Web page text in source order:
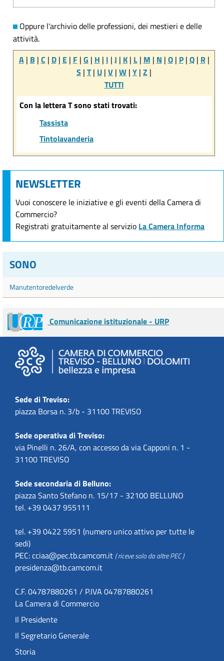
Oppure l'archivio delle professioni, dei mestieri e delle
attività.
A| B | C | D| E| F| G | H | I | J | K| L| M | N | O| P| Q| R|
S | T| U | V | W | Y | Z |
TUTTI
Con la lettera T sono stati trovati:
Tassista
Tintolavanderia
NEWSLETTER
Vuoi conoscere le iniziative e gli eventi della Camera di
Commercio?
Registrati gratuitamente al servizio La Camera Informa
SONO
Manutentoredelverde
Comunicazione istituzionale - URP
Sede di Treviso:
piazza Borsa n. 3/b - 31100 TREVISO
Sede operativa di Treviso:
via Pinelli n. 26/A, con accesso da via Capponi n. 1 -
31100 TREVISO
Sede secondaria di Belluno:
piazza Santo Stefano n. 15/17 - 32100 BELLUNO
tel. +39 0437 955111
tel. +39 0422 5951 (numero unico attivo per tutte le
sedi)
PEC:cciaa@pec.tb.camcom.it ( riceve solo da altre PEC )
presidenza@tb.camcom.it
C.F. 04787880261 / P.IVA 04787880261
La Camera di Commercio
Il Presidente
Il Segretario Generale
Storia